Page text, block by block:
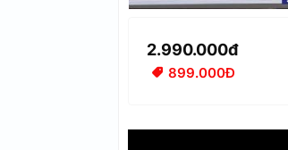
2.990.000đ
899.000Đ